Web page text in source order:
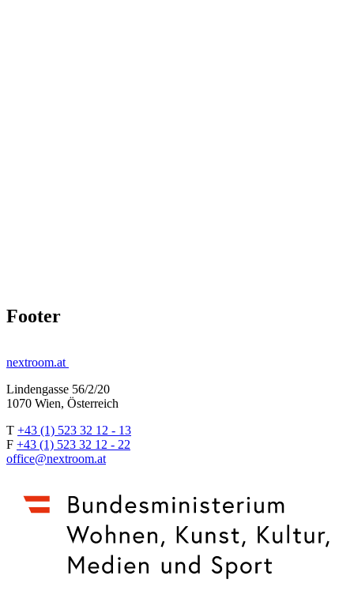
Footer
nextroom.at
Lindengasse 56/2/20
1070 Wien, Österreich
T +43 (1) 523 32 12 - 13
F +43 (1) 523 32 12 - 22
office@nextroom.at